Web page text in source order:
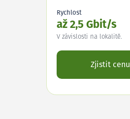
Rychlost
až 2,5 Gbit/s
V závislosti na lokalitě.
Zjistit cenu